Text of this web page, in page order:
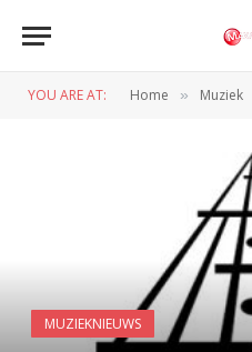
YOU ARE AT: Home » Muziek
MUZIEKNIEUWS